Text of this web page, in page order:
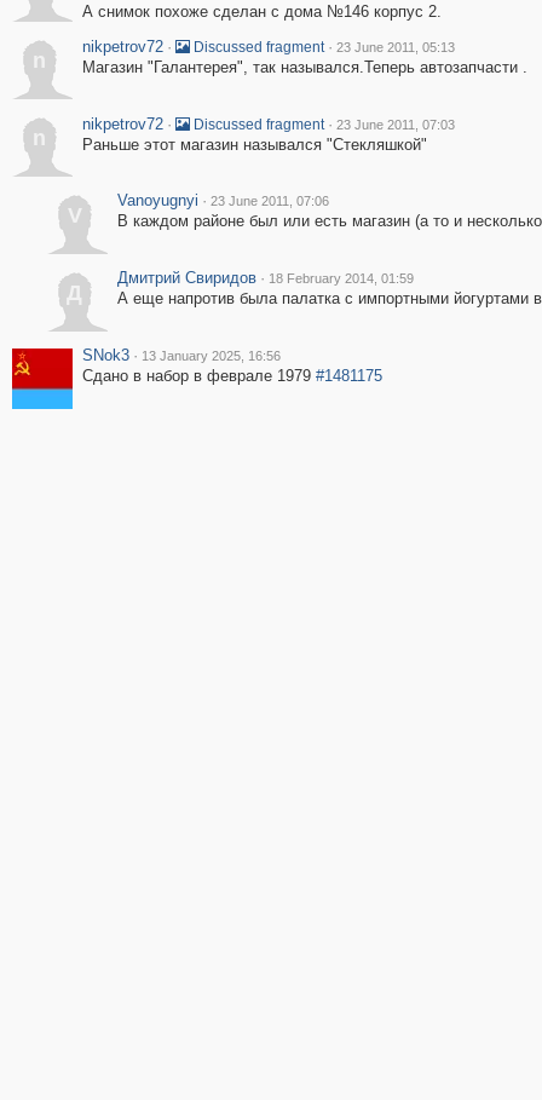
А снимок похоже сделан с дома №146 корпус 2.
n
nikpetrov72 · Discussed fragment · 23 June 2011, 05:13
Магазин "Галантерея", так назывался.Теперь автозапчасти .
n
nikpetrov72 · Discussed fragment · 23 June 2011, 07:03
Раньше этот магазин назывался "Стекляшкой"
V
Vanoyugnyi · 23 June 2011, 07:06
В каждом районе был или есть магазин (а то и
Д
Дмитрий Свиридов · 18 February 2014, 01:59
А еще напротив была палатка с импортными йогуртами
SNok3 · 13 January 2025, 16:56
Сдано в набор в феврале 1979 #1481175